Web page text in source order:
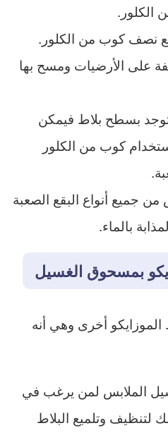
الكلور.
مع نصف كوب من الكلور.
على الأرضيات ومسح بها
بسطح بلاط فيمكن
كوب من الكلور
جميع أنواع البقع الصعبة
بالماء.
بمسحوق الغسيل
أخرى وهي أنه
الملابس لمن يرغب في
لتنظيف وتلميع البلاط